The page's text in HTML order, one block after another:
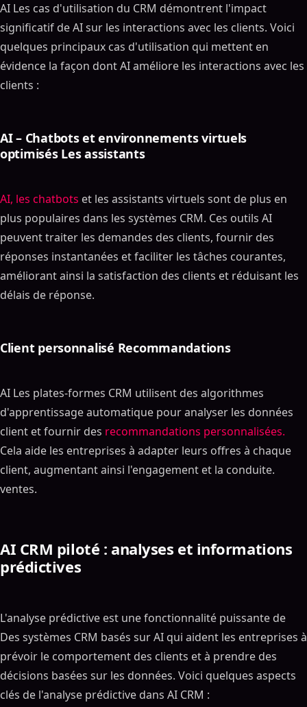
AI Les cas d'utilisation du CRM démontrent l'impact
significatif de AI sur les interactions avec les clients. Voici
quelques principaux cas d'utilisation qui mettent en
évidence la façon dont AI améliore les interactions avec les
clients :
AI – Chatbots et environnements virtuels
optimisés Les assistants
AI, les chatbots et les assistants virtuels sont de plus en
plus populaires dans les systèmes CRM. Ces outils AI
peuvent traiter les demandes des clients, fournir des
réponses instantanées et faciliter les tâches courantes,
améliorant ainsi la satisfaction des clients et réduisant les
délais de réponse.
Client personnalisé Recommandations
AI Les plates-formes CRM utilisent des algorithmes
d'apprentissage automatique pour analyser les données
client et fournir des recommandations personnalisées.
Cela aide les entreprises à adapter leurs offres à chaque
client, augmentant ainsi l'engagement et la conduite.
ventes.
AI CRM piloté : analyses et informations
prédictives
L'analyse prédictive est une fonctionnalité puissante de
Des systèmes CRM basés sur AI qui aident les entreprises à
prévoir le comportement des clients et à prendre des
décisions basées sur les données. Voici quelques aspects
clés de l'analyse prédictive dans AI CRM :